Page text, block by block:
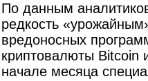
По данным
редкость
вредоносных
криптовалюты Bitcoin
начале месяца